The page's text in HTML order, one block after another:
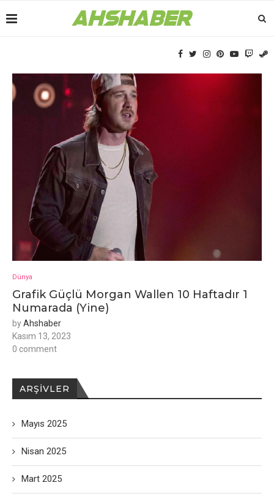
Dünya
Grafik Güçlü Morgan Wallen 10 Haftadır 1
Numarada (Yine)
byAhshaber
Kasım 13, 2023
0 comment
ARŞIVLER
Mayıs 2025
Nisan 2025
Mart 2025